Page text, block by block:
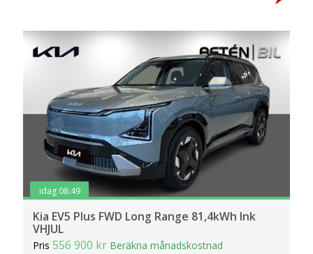
idag 08:49
Kia EV5 Plus FWD Long Range 81,4kWh Ink
VHJUL
Pris556 900 kr Beräkna månadskostnad